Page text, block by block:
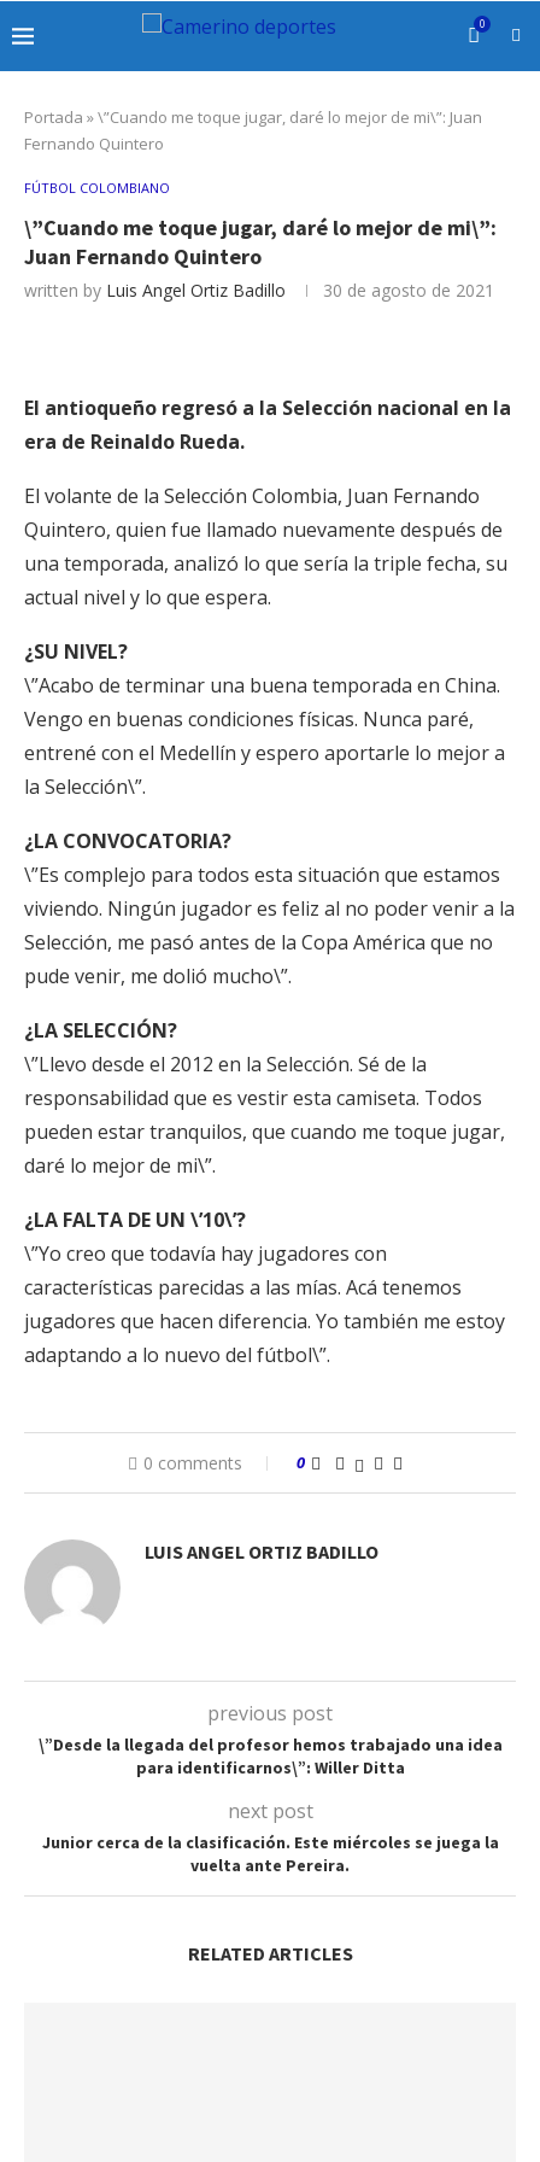
0
Portada »\”Cuando me toque jugar, daré lo mejor de mi\”: Juan
Fernando Quintero
FÚTBOL COLOMBIANO
\”Cuando me toque jugar, daré lo mejor de mi\”:
Juan Fernando Quintero
written by Luis Angel Ortiz Badillo 30 de agosto de 2021
El antioqueño regresó a la Selección nacional en la
era de Reinaldo Rueda.
El volante de la Selección Colombia, Juan Fernando
Quintero, quien fue llamado nuevamente después de
una temporada, analizó lo que sería la triple fecha, su
actual nivel y lo que espera.
¿SU NIVEL?
\”Acabo de terminar una buena temporada en China.
Vengo en buenas condiciones físicas. Nunca paré,
entrené con el Medellín y espero aportarle lo mejor a
la Selección\”.
¿LA CONVOCATORIA?
\”Es complejo para todos esta situación que estamos
viviendo. Ningún jugador es feliz al no poder venir a la
Selección, me pasó antes de la Copa América que no
pude venir, me dolió mucho\”.
¿LA SELECCIÓN?
\”Llevo desde el 2012 en la Selección. Sé de la
responsabilidad que es vestir esta camiseta. Todos
pueden estar tranquilos, que cuando me toque jugar,
daré lo mejor de mi\”.
¿LA FALTA DE UN \’10\’?
\”Yo creo que todavía hay jugadores con
características parecidas a las mías. Acá tenemos
jugadores que hacen diferencia. Yo también me estoy
adaptando a lo nuevo del fútbol\”.
0 comments 0
LUIS ANGEL ORTIZ BADILLO
previous post
\”Desde la llegada del profesor hemos trabajado una idea
para identificarnos\”: Willer Ditta
next post
Junior cerca de la clasificación. Este miércoles se juega la
vuelta ante Pereira.
RELATED ARTICLES